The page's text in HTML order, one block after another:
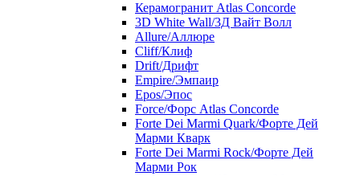
Керамогранит Atlas Concorde
3D White Wall/3Д Вайт Волл
Allure/Аллюрe
Cliff/Клиф
Drift/Дрифт
Empire/Эмпаир
Epos/Эпос
Force/Фoрс Atlas Concorde
Forte Dei Marmi Quark/Форте Дей
Марми Кварк
Forte Dei Marmi Rock/Форте Дей
Марми Рок